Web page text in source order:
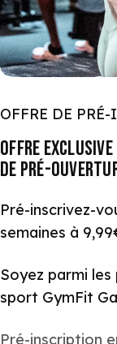
OFFRE DE
OFFRE EXCLUSIVE
DE PRÉ-
Pré-inscrivez-
semaines à
Soyez parmi
sport GymFit
Pré-inscription